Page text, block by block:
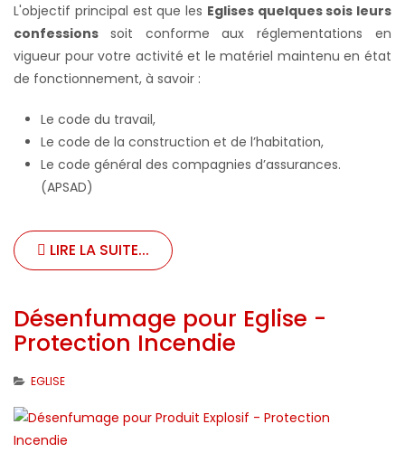
L'objectif principal est que les Eglises quelques sois leurs
confessions soit conforme aux réglementations en
vigueur pour votre activité et le matériel maintenu en état
de fonctionnement, à savoir :
Le code du travail,
Le code de la construction et de l’habitation,
Le code général des compagnies d’assurances.
(APSAD)
LIRE LA SUITE...
Désenfumage pour Eglise -
Protection Incendie
EGLISE